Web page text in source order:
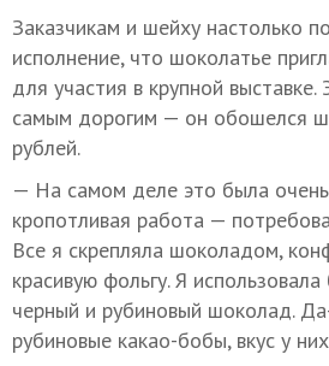
Заказчикам и шейху настолько
исполнение, что шоколатье
для участия в крупной
самым дорогим — он обошелся
рублей.
— На самом деле это была
кропотливая работа —
Все я скрепляла шоколадом,
красивую фольгу. Я
черный и рубиновый шоколад.
рубиновые какао-бобы, вкус у